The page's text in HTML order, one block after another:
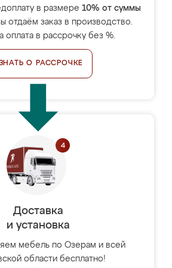
в размере 10% от суммы
отдаём заказ в производство.
оплата в рассрочку без %.
О РАССРОЧКЕ
Доставка
и установка
мебель по Озерам и всей
области бесплатно!